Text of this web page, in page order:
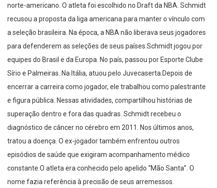
norte-americano. O atleta foi escolhido no Draft da NBA. Schmidt
recusou a proposta da liga americana para manter o vínculo com
a seleção brasileira. Na época, a NBA não liberava seus jogadores
para defenderem as seleções de seus países.Schmidt jogou por
equipes do Brasil e da Europa. No país, passou por Esporte Clube
Sírio e Palmeiras. Na Itália, atuou pelo Juvecaserta.Depois de
encerrar a carreira como jogador, ele trabalhou como palestrante
e figura pública. Nessas atividades, compartilhou histórias de
superação dentro e fora das quadras. Schmidt recebeu o
diagnóstico de câncer no cérebro em 2011. Nos últimos anos,
tratou a doença. O ex-jogador também enfrentou outros
episódios de saúde que exigiram acompanhamento médico
constante.O atleta era conhecido pelo apelido “Mão Santa”. O
nome fazia referência à precisão de seus arremessos.